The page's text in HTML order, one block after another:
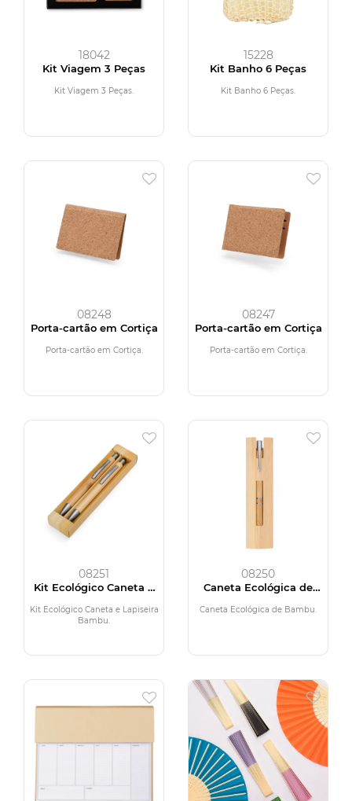
18042
Kit Viagem 3 Peças
Kit Viagem 3 Peças.
15228
Kit Banho 6 Peças
Kit Banho 6 Peças.
08248
Porta-cartão em Cortiça
Porta-cartão em Cortiça.
08247
Porta-cartão em Cortiça
Porta-cartão em Cortiça.
08251
Kit Ecológico Caneta e
Kit Ecológico Caneta e Lapiseira
Bambu.
08250
Caneta Ecológica de
Caneta Ecológica de Bambu.